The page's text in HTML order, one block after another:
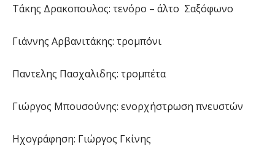
Τάκης Δρακοπουλος: τενόρο – άλτο Σαξόφωνο
Γιάννης Αρβανιτάκης: τρομπόνι
Παντελης Πασχαλιδης: τρομπέτα
Γιώργος Μπουσούνης: ενορχήστρωση πνευστών
Ηχογράφηση: Γιώργος Γκίνης